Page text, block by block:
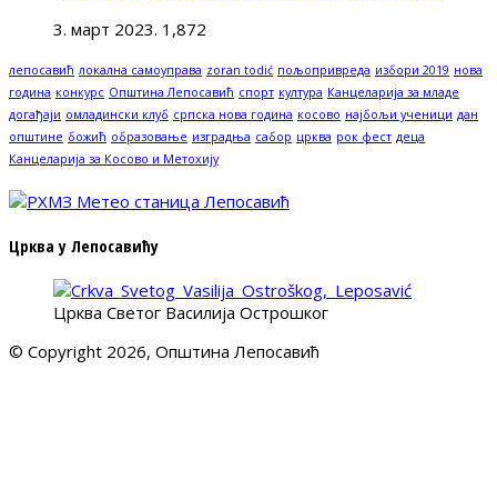
3. март 2023. 1,872
лепосавић локална самоуправа zoran todić пољопривреда избори 2019 нова
година конкурс Општина Лепосавић спорт култура Канцеларија за младе
догађаји омладински клуб српска нова година косово најбољи ученици дан
општине божић образовање изградња сабор црква рок фест деца
Канцеларија за Косово и Метохију
Црква у Лепосавићу
Црква Светог Василија Острошког
© Copyright 2026, Општина Лепосавић